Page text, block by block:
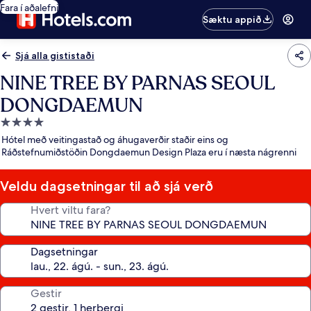
Fara í aðalefni
Sæktu appið
Sjá alla gististaði
NINE TREE BY PARNAS SEOUL
DONGDAEMUN
4.0
stjörnu
gististaður
Hótel með veitingastað og áhugaverðir staðir eins og
Ráðstefnumiðstöðin Dongdaemun Design Plaza eru í næsta nágrenni
Veldu dagsetningar til að sjá verð
Hvert viltu fara?
Dagsetningar
Gestir